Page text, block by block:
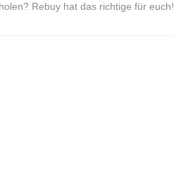
Rebuy hat das richtige für euch!